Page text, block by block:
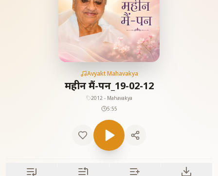
Avyakt Mahavakya
महीन मैं-पन_19-02-12
2012 - Mahavakya
5:55